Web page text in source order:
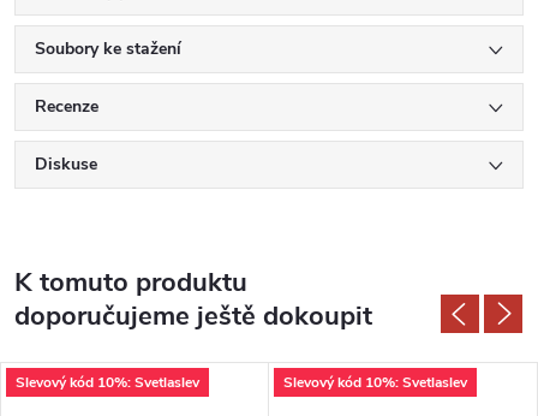
Soubory ke stažení
Recenze
Diskuse
K tomuto produktu
doporučujeme ještě dokoupit
Slevový kód 10%: Svetlaslev Slevový kód 10%: Svetlaslev